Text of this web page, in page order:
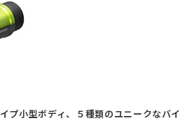
プ小型ボディ、５種類のユニークなバイ